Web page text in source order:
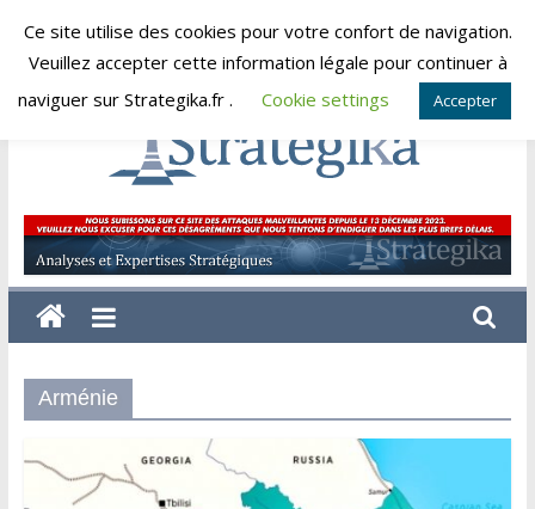
Skip
vendredi, août 7, 2026
Strategika
Expertise
et
Analyses
Arménie
Ce site utilise des cookies pour votre confort de navigation.
Veuillez accepter cette information légale pour continuer à
naviguer sur Strategika.fr .
Cookie settings Accepter